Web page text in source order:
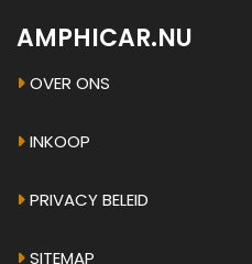
AMPHICAR.NU
OVER ONS
INKOOP
PRIVACY BELEID
SITEMAP